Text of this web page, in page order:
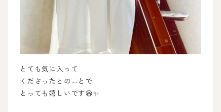
とても気に入って
くださったとのことで
とっても嬉しいです😆✨